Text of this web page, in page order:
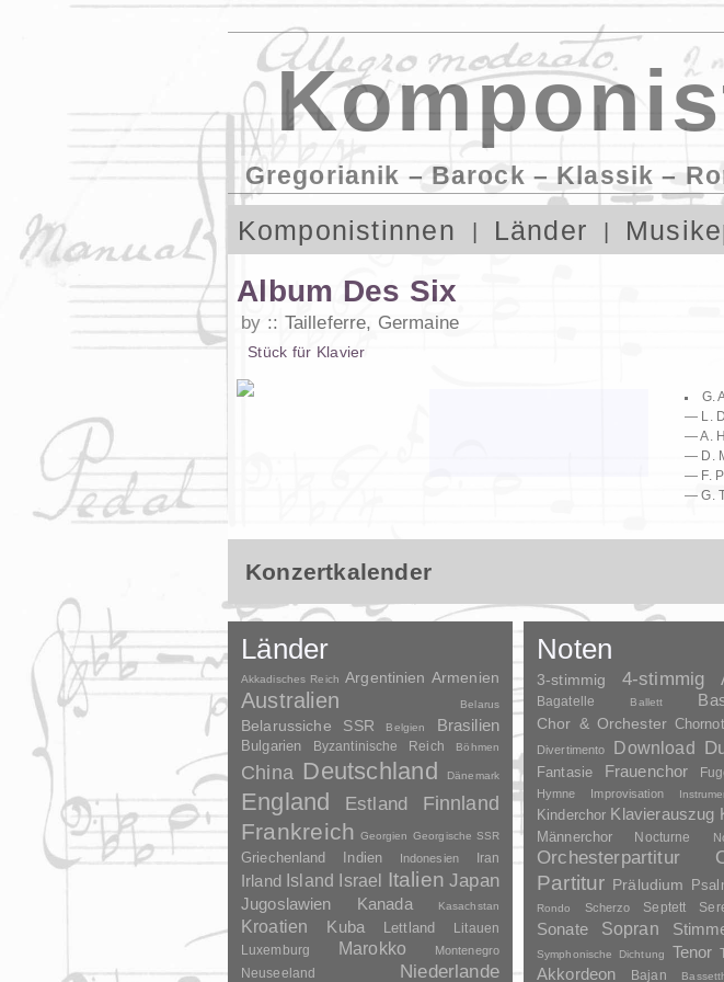
Gregorianik – Barock – Klassik –
Komponistinnen Länder
Album Des Six
by Tailleferre, Germaine
Stück für Klavier
G.
— L.
— A.
— D.
— F.
— G.
Konzertkalender
Länder
Akkadisches Reich Argentinien Armenien
Australien Belarus
Belarussiche SSR Belgien Brasilien
Bulgarien Byzantinische Reich Böhmen
China Deutschland Dänemark
England Estland Finnland
Frankreich Georgien Georgische SSR
Griechenland Indien Indonesien Iran
Irland Island Israel Italien Japan
Jugoslawien Kanada Kasachstan
Kroatien Kuba Lettland
Litauen
Luxemburg
Marokko Montenegro
Neuseeland Niederlande
Noten
3-stimmig 4-stimmig
Bagatelle Ballett
Chor & Orchester
Divertimento Download
Fantasie Frauenchor
Hymne Improvisation
Kinderchor Klavierauszug
Männerchor Nocturne
Orchesterpartitur
Partitur Präludium
Rondo Scherzo Septett
Sonate Sopran
Symphonische Dichtung Tenor
Akkordeon Bajan